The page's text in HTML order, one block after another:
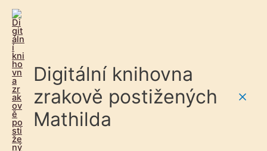
Digitální knihovna
zrakově postižených
Mathilda